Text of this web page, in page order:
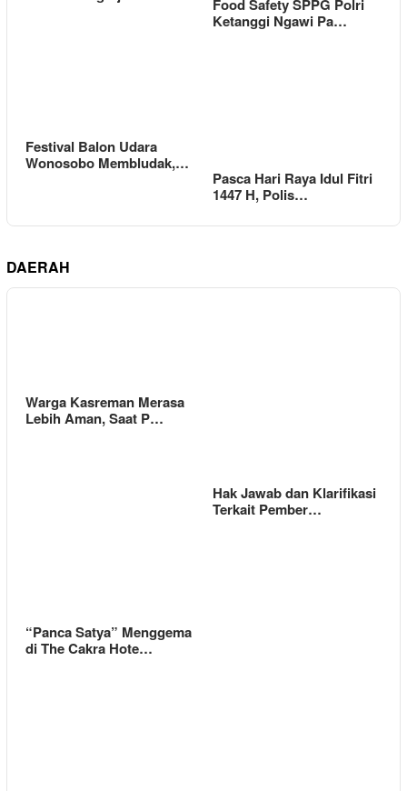
Food Safety SPPG Polri
Ketanggi Ngawi Pa…
Festival Balon Udara
Wonosobo Membludak,…
Pasca Hari Raya Idul Fitri
1447 H, Polis…
DAERAH
Warga Kasreman Merasa
Lebih Aman, Saat P…
Hak Jawab dan Klarifikasi
Terkait Pember…
“Panca Satya” Menggema
di The Cakra Hote…